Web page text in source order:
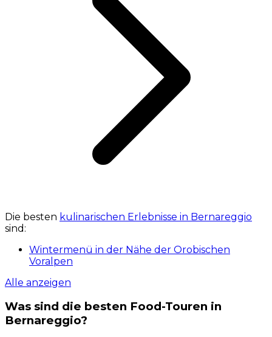
Die besten kulinarischen Erlebnisse in Bernareggio
sind:
Wintermenü in der Nähe der Orobischen
Voralpen
Alle anzeigen
Was sind die besten Food-Touren in
Bernareggio?